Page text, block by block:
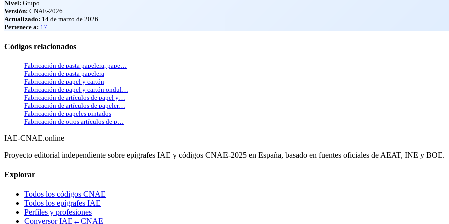
Nivel: Grupo
Versión: CNAE-2026
Actualizado: 14 de marzo de 2026
Pertenece a: 17
Códigos relacionados
Fabricación de pasta papelera, pape…
Fabricación de pasta papelera
Fabricación de papel y cartón
Fabricación de papel y cartón ondul…
Fabricación de artículos de papel y…
Fabricación de artículos de papeler…
Fabricación de papeles pintados
Fabricación de otros artículos de p…
IAE-CNAE.online
Proyecto editorial independiente sobre epígrafes IAE y códigos CNAE-2025 en España, basado en fuentes oficiales de AEAT, INE y BOE.
Explorar
Todos los códigos CNAE
Todos los epígrafes IAE
Perfiles y profesiones
Conversor IAE↔CNAE